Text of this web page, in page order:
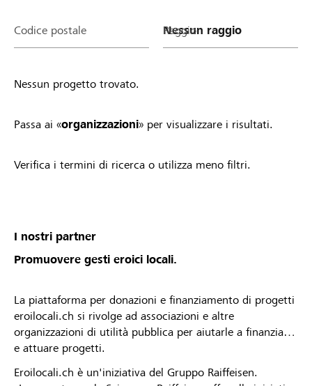
Codice postale Raggio
Nessun progetto trovato.
Passa ai «organizzazioni» per visualizzare i risultati.
Verifica i termini di ricerca o utilizza meno filtri.
I nostri partner
Promuovere gesti eroici locali.
La piattaforma per donazioni e finanziamento di progetti
eroilocali.ch si rivolge ad associazioni e altre
organizzazioni di utilità pubblica per aiutarle a finanziare
e attuare progetti.
Eroilocali.ch è un'iniziativa del Gruppo Raiffeisen.